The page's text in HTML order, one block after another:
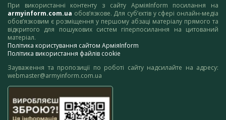
При використанні контенту з сайту АрміяInform посилання на
armyinform.com.ua обов’язкове. Для суб’єктів у сфері онлайн-медіа
обов’язковим є розміщення у першому абзаці матеріалу прямого та
відкритого для пошукових систем гіперпосилання на цитований
матеріал.
Політика користування сайтом АрміяInform
Політика використання файлів cookie
Зауваження та пропозиції по роботі сайту надсилайте на адресу:
webmaster@armyinform.com.ua